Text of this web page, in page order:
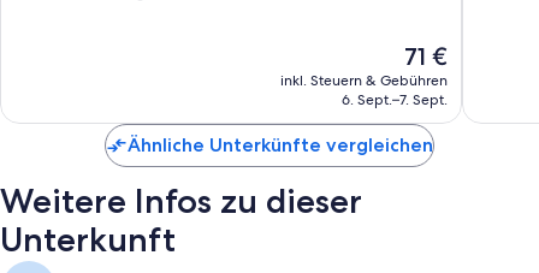
Der
Preis
beträgt
71 €
inkl. Steuern & Gebühren
6. Sept.–7. Sept.
Ähnliche Unterkünfte vergleichen
Weitere Infos zu dieser
Unterkunft